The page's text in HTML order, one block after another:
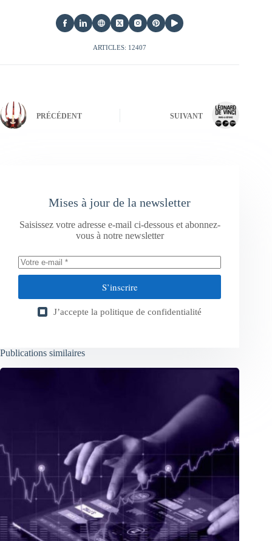
ARTICLES: 12407
PRÉCÉDENT SUIVANT
Mises à jour de la newsletter
Saisissez votre adresse e-mail ci-dessous et abonnez-
vous à notre newsletter
S’inscrire
J’accepte la politique de confidentialité
Publications similaires